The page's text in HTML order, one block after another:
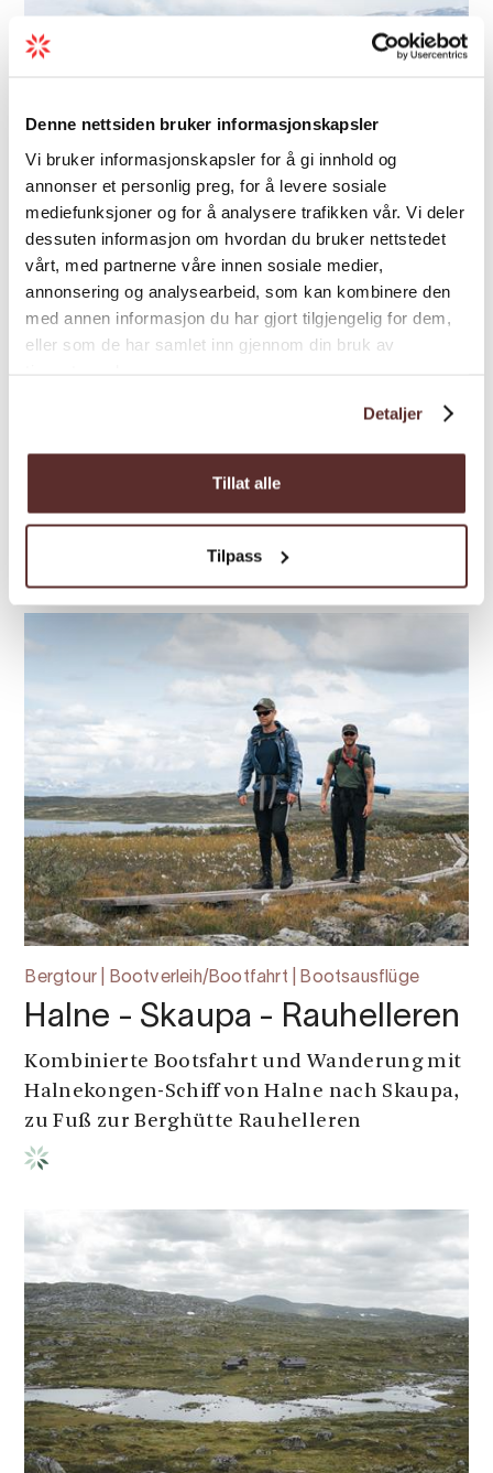
Denne nettsiden bruker informasjonskapsler
Vi bruker informasjonskapsler for å gi innhold og
annonser et personlig preg, for å levere sosiale
mediefunksjoner og for å analysere trafikken vår. Vi deler
dessuten informasjon om hvordan du bruker nettstedet
vårt, med partnerne våre innen sosiale medier,
annonsering og analysearbeid, som kan kombinere den
med annen informasjon du har gjort tilgjengelig for dem,
eller som de har samlet inn gjennom din bruk av
Detaljer
Tillat alle
Tilpass
Bergtour | Sehenswertes | Tours
Rundtour von Hjølmaberget
herrlichem Blick auf Berge, Fjorde und
Gletscher.
Bergtour | Bootverleih/Bootfahrt | Bootsausflüge
Halne - Skaupa - Rauhelleren
Kombinierte Bootsfahrt und Wanderung mit
Halnekongen-Schiff von Halne nach Skaupa,
zu Fuß zur Berghütte Rauhelleren